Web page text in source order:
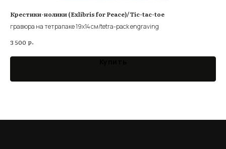
Крестики-нолики (Exlibris for Peace)/Tic-tac-toe
гравюра на тетрапаке 19х14 см/tetra-pack engraving
3 500 р.